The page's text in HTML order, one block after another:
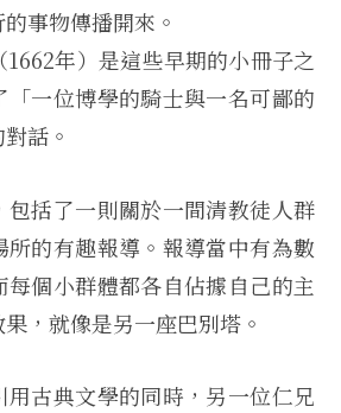
事物傳播開來。
1662年）是這些早期的小冊子之
「一位博學的騎士與一名可鄙的
話。
包括了一則關於一間清教徒人群
的有趣報導。報導當中有為數
每個小群體都各自佔據自己的主
，就像是另一座巴別塔。
用古典文學的同時，另一位仁兄